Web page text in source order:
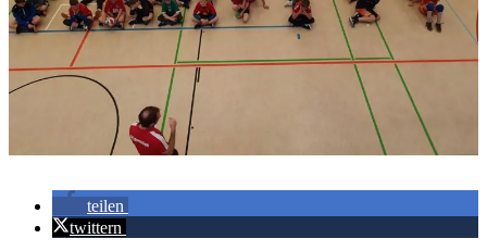
teilen
twittern